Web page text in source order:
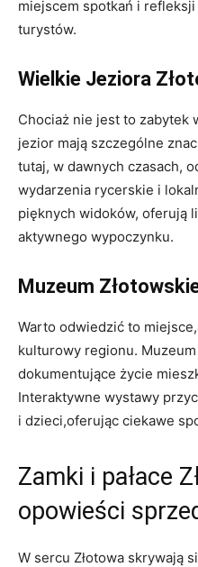
miejscem‌ spotkań i
turystów.
Wielkie Jeziora
Chociaż nie jest to‍ zabytek
jezior mają szczególne
tutaj, w ​dawnych czasach,
wydarzenia rycerskie i
pięknych ⁤widoków, oferują⁣
aktywnego⁣ wypoczynku.
Muzeum
Warto ⁢odwiedzić to
kulturowy regionu.
dokumentujące życie
Interaktywne wystawy
i dzieci,oferując ciekawe
Zamki i pałace
opowieści
W sercu ​Złotowa ‌skrywają